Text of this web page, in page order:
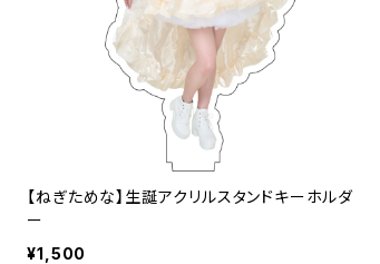
【ねぎためな】生誕アクリルスタンドキーホルダ
ー
¥1,500